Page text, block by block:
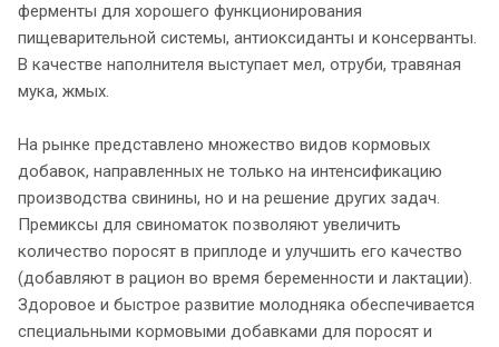
ферменты для хорошего функционирования
пищеварительной системы, антиоксиданты и консерванты.
В качестве наполнителя выступает мел, отруби, травяная
мука, жмых.
На рынке представлено множество видов кормовых
добавок, направленных не только на интенсификацию
производства свинины, но и на решение других задач.
Премиксы для свиноматок позволяют увеличить
количество поросят в приплоде и улучшить его качество
(добавляют в рацион во время беременности и лактации).
Здоровое и быстрое развитие молодняка обеспечивается
специальными кормовыми добавками для поросят и